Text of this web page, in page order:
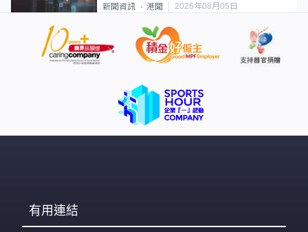
新聞資訊 港聞 2026年08月05日
有用連結